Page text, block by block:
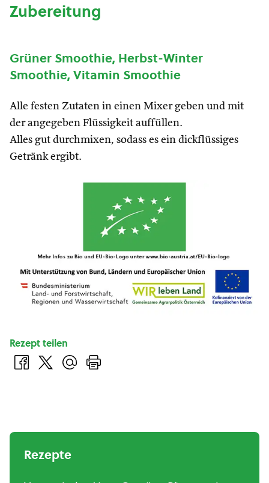
Zubereitung
Grüner Smoothie, Herbst-Winter
Smoothie, Vitamin Smoothie
Alle festen Zutaten in einen Mixer geben und mit
der angegeben Flüssigkeit auffüllen.
Alles gut durchmixen, sodass es ein dickflüssiges
Getränk ergibt.
Rezept teilen
Rezepte